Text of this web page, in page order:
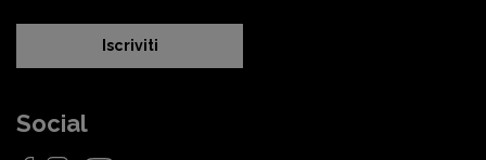
Iscriviti
Social